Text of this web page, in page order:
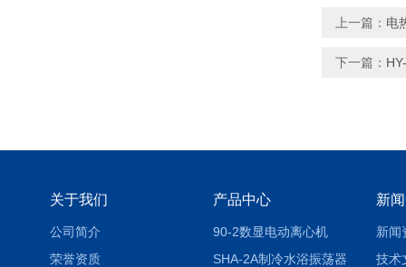
上一篇： 电
下一篇：
关于我们
公司简介
荣誉资质
产品中心
90-2数显电动离心机
SHA-2A制冷水浴振荡器
新
新闻
技术